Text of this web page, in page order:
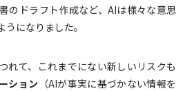
のドラフト作成など、AIは様々な意思
になりました。
れて、これまでにない新しいリスクも
ション （AIが事実に基づかない情報を